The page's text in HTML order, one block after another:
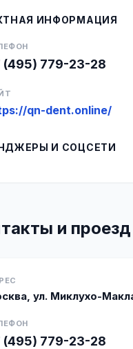
ИНФОРМАЦИЯ
(495) 779-23-28
qn-dent.online/
И СОЦСЕТИ
и проезд
ул. Миклухо-
(495) 779-23-28